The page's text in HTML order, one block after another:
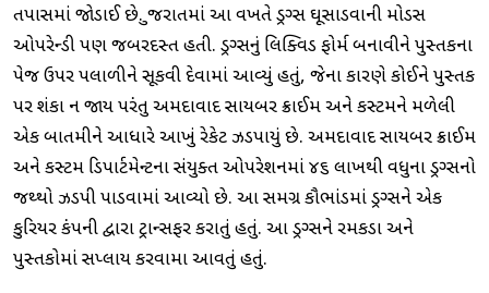
તપાસમાં જાેડાઈ છે. ગુજરાતમાં આ વખતે ડ્રગ્સ ઘૂસાડવાની મોડસ
ઓપરેન્ડી પણ જબરદસ્ત હતી. ડ્રગ્સનું લિક્વિડ ફોર્મ બનાવીને પુસ્તકના
પેજ ઉપર પલાળીને સૂકવી દેવામાં આવ્યું હતું, જેના કારણે કોઈને પુસ્તક
પર શંકા ન જાય પરંતુ અમદાવાદ સાયબર ક્રાઈમ અને કસ્ટમને મળેલી
એક બાતમીને આધારે આખું રેકેટ ઝડપાયું છે. અમદાવાદ સાયબર ક્રાઈમ
અને કસ્ટમ ડિપાર્ટમેન્ટના સંયુક્ત ઓપરેશનમાં ૪૬ લાખથી વધુના ડ્રગ્સનો
જથ્થો ઝડપી પાડવામાં આવ્યો છે. આ સમગ્ર કૌભાંડમાં ડ્રગ્સને એક
કુરિયર કંપની દ્વારા ટ્રાન્સફર કરાતું હતું. આ ડ્રગ્સને રમકડા અને
પુસ્તકોમાં સપ્લાય કરવામા આવતું હતું.